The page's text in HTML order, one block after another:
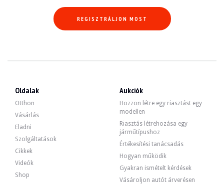
REGISZTRÁLJON MOST
Oldalak
Otthon
Vásárlás
Eladni
Szolgáltatások
Cikkek
Videók
Shop
Aukciók
Hozzon létre egy riasztást egy
modellen
Riasztás létrehozása egy
járműtípushoz
Értékesítési tanácsadás
Hogyan működik
Gyakran ismételt kérdések
Vásároljon autót árverésen